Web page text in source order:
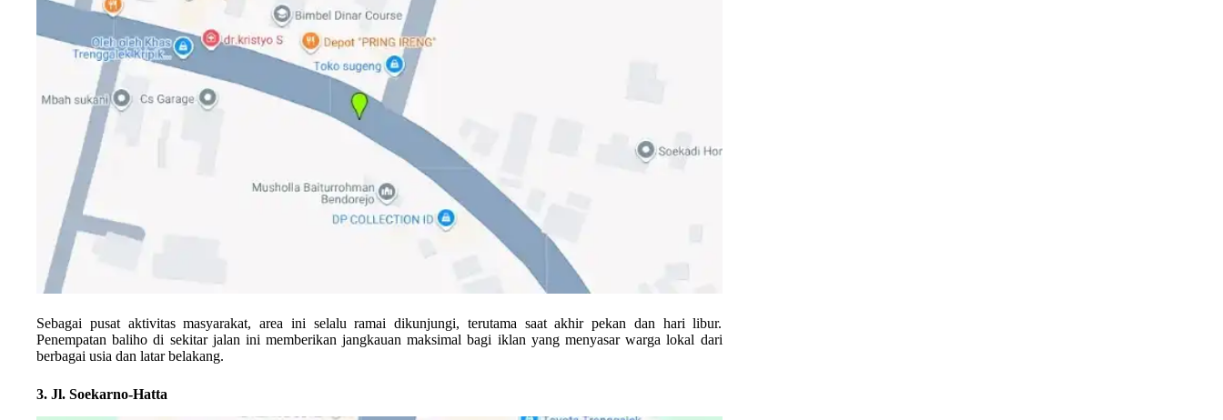
Sebagai pusat aktivitas masyarakat, area ini selalu ramai dikunjungi, terutama saat akhir pekan dan hari libur.
Penempatan baliho di sekitar jalan ini memberikan jangkauan maksimal bagi iklan yang menyasar warga lokal dari
berbagai usia dan latar belakang.
3. Jl. Soekarno-Hatta